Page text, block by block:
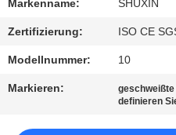
NACHRICHTEN
BITTE UM
Markenname: SHUXIN
Zertifizierung: ISO CE
Modellnummer: 10
Markieren:
definieren